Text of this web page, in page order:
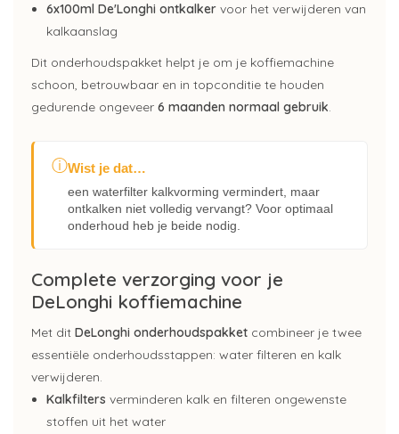
6x100ml De'Longhi ontkalkervoor het verwijderen van
kalkaanslag
Dit onderhoudspakket helpt je om je koffiemachine
schoon, betrouwbaar en in topconditie te houden
gedurende ongeveer 6 maanden normaal gebruik.
ⓘWist je dat…
een waterfilter kalkvorming vermindert, maar
ontkalken niet volledig vervangt? Voor optimaal
onderhoud heb je beide nodig.
Complete verzorging voor je
DeLonghi koffiemachine
Met dit DeLonghi onderhoudspakket combineer je twee
essentiële onderhoudsstappen: water filteren en kalk
verwijderen.
Kalkfilters verminderen kalk en filteren ongewenste
stoffen uit het water